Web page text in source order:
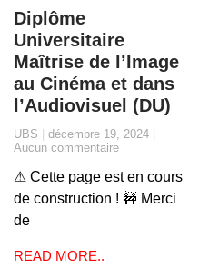
Diplôme
Universitaire
Maîtrise de l’Image
au Cinéma et dans
l’Audiovisuel (DU)
UBS
décembre 19, 2024
Aucun commentaire
⚠ Cette page est en cours
de construction ! 🚧 Merci
de
READ MORE..